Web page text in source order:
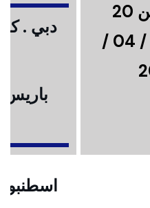
ولغاية 24 / 04 /
دبي .
باريس